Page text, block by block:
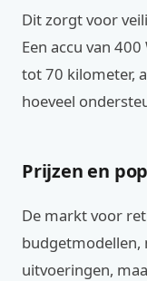
Dit zorgt voor
Een accu van
tot 70 kilometer,
hoeveel
Prijzen en
De markt voor
budgetmodellen,
uitvoeringen,